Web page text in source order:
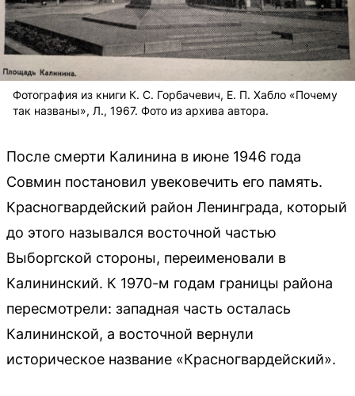
Фотография из книги К. С. Горбачевич, Е. П. Хабло «Почему
так названы», Л., 1967. Фото из архива автора.
После смерти Калинина в июне 1946 года
Совмин постановил увековечить его память.
Красногвардейский район Ленинграда, который
до этого назывался восточной частью
Выборгской стороны, переименовали в
Калининский. К 1970-м годам границы района
пересмотрели: западная часть осталась
Калининской, а восточной вернули
историческое название «Красногвардейский».